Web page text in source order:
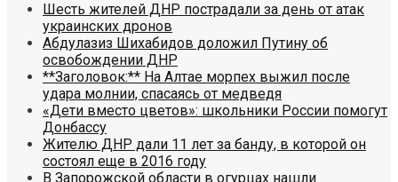
Шесть жителей ДНР пострадали за день от атак
украинских дронов
Абдулазиз Шихабидов доложил Путину об
освобождении ДНР
**Заголовок:** На Алтае морпех выжил после
удара молнии, спасаясь от медведя
«Дети вместо цветов»: школьники России помогут
Донбассу
Жителю ДНР дали 11 лет за банду, в которой он
состоял еще в 2016 году
В Запорожской области в огурцах нашли